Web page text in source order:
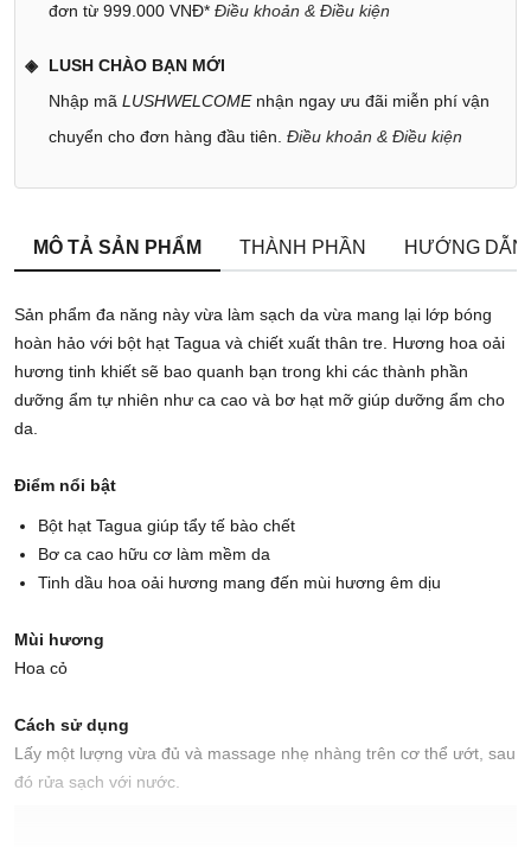
đơn từ 999.000 VNĐ* Điều khoản & Điều kiện
LUSH CHÀO BẠN MỚI
Nhập mã LUSHWELCOMEnhận ngay ưu đãi miễn phí vận
chuyển cho đơn hàng đầu tiên. Điều khoản & Điều kiện
MÔ TẢ SẢN PHẨM THÀNH PHẦN HƯỚNG
Sản phẩm đa năng này vừa làm sạch da vừa mang lại lớp bóng
hoàn hảo với bột hạt Tagua và chiết xuất thân tre. Hương hoa oải
hương tinh khiết sẽ bao quanh bạn trong khi các thành phần
dưỡng ẩm tự nhiên như ca cao và bơ hạt mỡ giúp dưỡng ẩm cho
da.
Điểm nổi bật
Bột hạt Tagua giúp tẩy tế bào chết
Bơ ca cao hữu cơ làm mềm da
Tinh dầu hoa oải hương mang đến mùi hương êm dịu
Mùi hương
Hoa cỏ
Cách sử dụng
Lấy một lượng vừa đủ và massage nhẹ nhàng trên cơ thể ướt, sau
đó rửa sạch với nước.